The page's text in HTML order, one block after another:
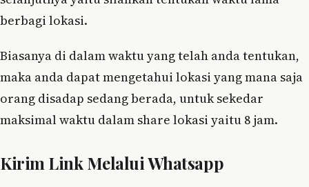
berbagi lokasi.
Biasanya di dalam waktu yang telah anda tentukan,
maka anda dapat mengetahui lokasi yang mana saja
orang disadap sedang berada, untuk sekedar
maksimal waktu dalam share lokasi yaitu 8 jam.
Kirim Link Melalui Whatsapp